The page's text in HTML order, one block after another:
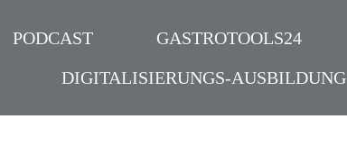
PODCAST GASTROTOOLS24
DIGITALISIERUNGS-AUSBILDUNG